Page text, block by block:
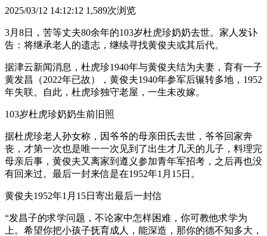
2025/03/12 14:12:12 1,589次浏览
3月8日，苦等丈夫80余年的103岁杜虎珍奶奶去世。家人发讣
告：将继承老人的遗志，继续寻找黄俊夫或其后代。
据津云新闻消息，杜虎珍1940年与黄俊夫结为夫妻，育有一子
黄发昌（2022年已故），黄俊夫1940年参军后辗转多地，1952
年失联。自此，杜虎珍独守老屋，一生未改嫁。
103岁杜虎珍奶奶生前旧照
据杜虎珍老人孙女称，因爷爷的母亲田氏去世，爷爷回家奔
丧，才第一次也是唯一一次见到了出生才几天的儿子，料理完
母亲后事，黄俊夫又离家到遵义参加青年军招考，之后再也没
有回来过。最后一封来信是在1952年1月15日。
黄俊夫1952年1月15日寄出最后一封信
“发昌子的求学问题，不论家中怎样困难，你可教他求学为
上。希望你把小孩子抚育成人，能深造，那你的德不知多大，